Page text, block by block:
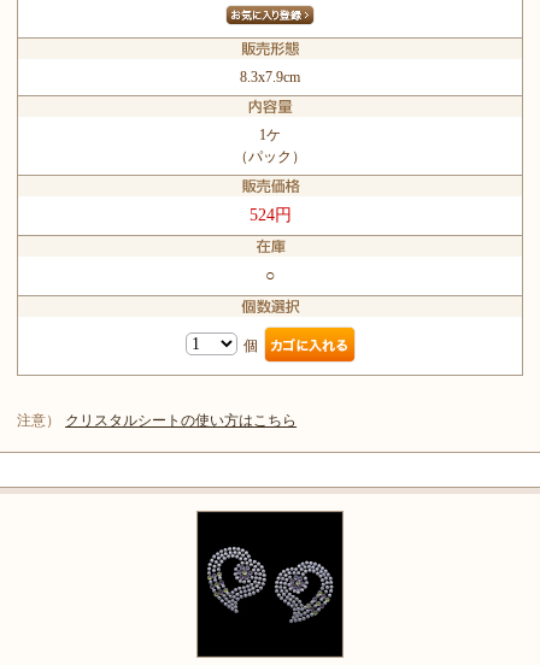
8.3x7.9cm
1ケ
（パック）
524円
○
個
注意） クリスタルシートの使い方はこちら